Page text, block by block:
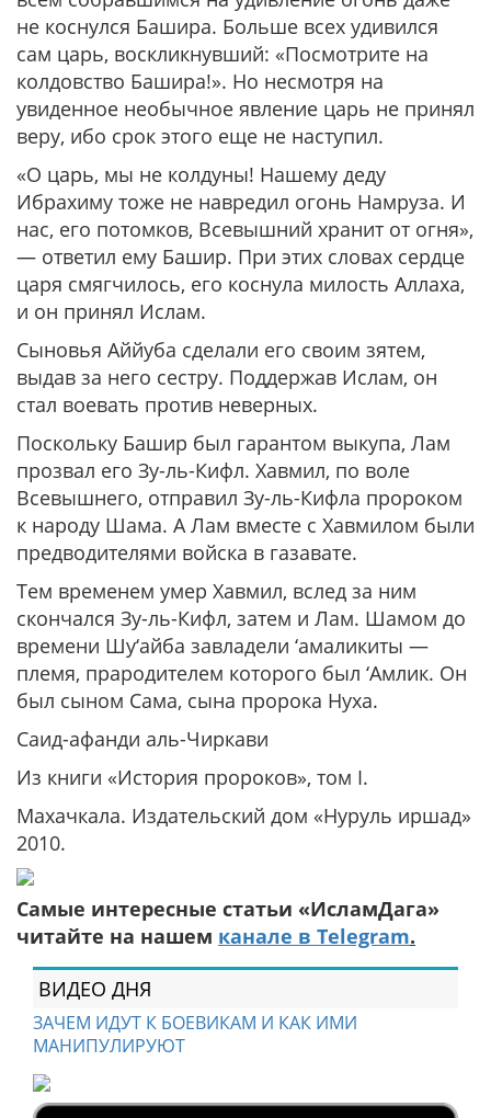
не коснулся Башира. Больше всех удивился
сам царь, воскликнувший: «Посмотрите на
колдовство Башира!». Но несмотря на
увиденное необычное явление царь не принял
веру, ибо срок этого еще не наступил.
«О царь, мы не колдуны! Нашему деду
Ибрахиму тоже не навредил огонь Намруза. И
нас, его потомков, Всевышний хранит от огня»,
— ответил ему Башир. При этих словах сердце
царя смягчилось, его коснула милость Аллаха,
и он принял Ислам.
Сыновья Аййуба сделали его своим зятем,
выдав за него сестру. Поддержав Ислам, он
стал воевать против неверных.
Поскольку Башир был гарантом выкупа, Лам
прозвал его Зу-ль-Кифл. Хавмил, по воле
Всевышнего, отправил Зу-ль-Кифла пророком
к народу Шама. А Лам вместе с Хавмилом были
предводителями войска в газавате.
Тем временем умер Хавмил, вслед за ним
скончался Зу-ль-Кифл, затем и Лам. Шамом до
времени Шу‘айба завладели ‘амаликиты —
племя, прародителем которого был ‘Амлик. Он
был сыном Сама, сына пророка Нуха.
Саид-афанди аль-Чиркави
Из книги «История пророков», том I.
Махачкала. Издательский дом «Нуруль иршад»
2010.
Самые интересные статьи «ИсламДага»
читайте на нашем канале в Telegram.
ВИДЕО ДНЯ
ЗАЧЕМ ИДУТ К БОЕВИКАМ И КАК ИМИ
МАНИПУЛИРУЮТ